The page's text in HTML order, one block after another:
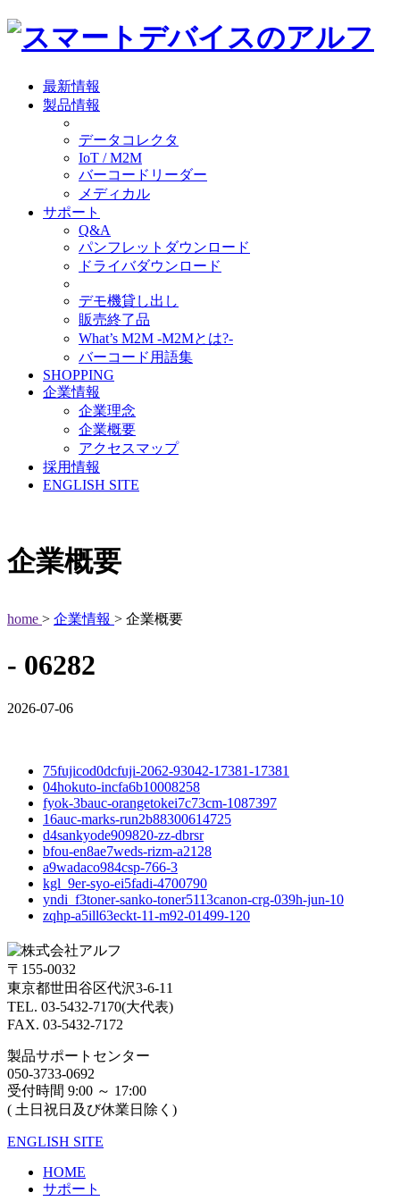
最新情報
製品情報
データコレクタ
IoT / M2M
バーコードリーダー
メディカル
サポート
Q&A
パンフレットダウンロード
ドライバダウンロード
デモ機貸し出し
販売終了品
What’s M2M -M2Mとは?-
バーコード用語集
SHOPPING
企業情報
企業理念
企業概要
アクセスマップ
採用情報
ENGLISH SITE
企業概要
home > 企業情報 > 企業概要
- 06282
2026-07-06
75fujicod0dcfuji-2062-93042-17381-17381
04hokuto-incfa6b10008258
fyok-3bauc-orangetokei7c73cm-1087397
16auc-marks-run2b88300614725
d4sankyode909820-zz-dbrsr
bfou-en8ae7weds-rizm-a2128
a9wadaco984csp-766-3
kgl_9er-syo-ei5fadi-4700790
yndi_f3toner-sanko-toner5113canon-crg-039h-jun-10
zqhp-a5ill63eckt-11-m92-01499-120
〒155-0032
東京都世田谷区代沢3-6-11
TEL. 03-5432-7170(大代表)
FAX. 03-5432-7172
製品サポートセンター
050-3733-0692
受付時間 9:00 ～ 17:00
( 土日祝日及び休業日除く)
ENGLISH SITE
HOME
サポート